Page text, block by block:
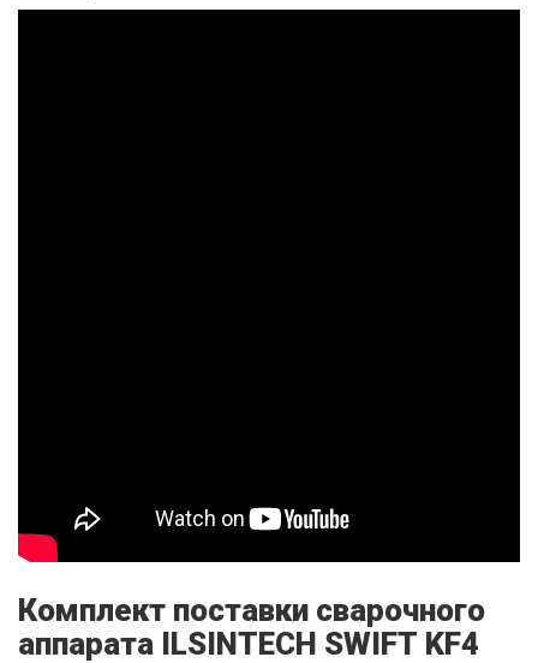
Комплект поставки сварочного
аппарата ILSINTECH SWIFT KF4